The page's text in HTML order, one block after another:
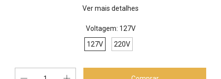
Ver mais detalhes
Voltagem: 127V
127V
220V